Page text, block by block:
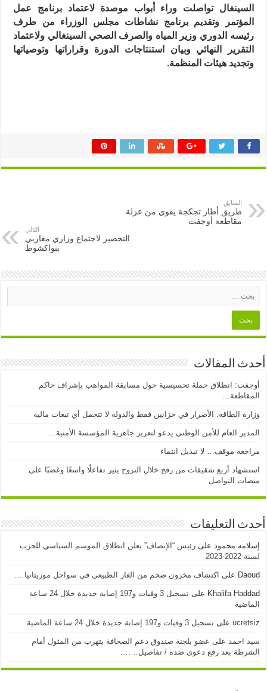
السينغال تواصلت وراء أبواب موصدة لاعتماد برنامج عمل
المؤتمر وتقديم برنامج نشاطات مجلس الوزراء من طرف
رئيسه الدوري وزير المياه والصرف الصحي السينغالي ولاعتماد
التقرير النهائي وبيان استنتاجات الدورة وقراراتها وتوصياتها
وتجديد هيئات المنظمة.
السابق
طريق أطار تجكجة يقوي من عزلة
مقاطعة أوجفت
التالي
التحضير لاجتماع وزاري مغاربي
بنواكشوط
أحدث المقالات
أوجفت: انطلاق حملة تحسيسية حول مسابقة المواهب بإشراف حاكم
المقاطعة…
وزارة الطاقة: الأضرار في خزانين فقط والدولة لا تتحمل أي تبعات مالية
المدير العام للأمن الوطني يدعو لتعزيز جاهزية المؤسسة الأمنية…
مراجعة موقف… لا تبديل انتماء
استشهاد أربع شقيقات من رفح خلال النزوح يثير تفاعلًا واسعًا وغضبًا على
منصات التواصل
أحدث التعليقات
إسلامه محمود علىرئيس “الإنصاف” يعلن انطلاق الموسم السياسي للحزب
لسنة 2022-2023
Daoud على اكتشاف مخزون ضخم من الغاز الطبيعي في سواحل موريتانيا….
Khalifa Haddad على
تسجيل 3 وفيات و197 إصابة جديدة خلال 24 ساعة
الماضية
ucretsiz علىتسجيل 3 وفيات و197 إصابة جديدة خلال 24 ساعة الماضية
سيد احمد على عضو بلجنة صندوق دعم الصحافة يتهرب من المثول أمام
الشرطة بعد رفع دعوى ضده / تفاصيل…….